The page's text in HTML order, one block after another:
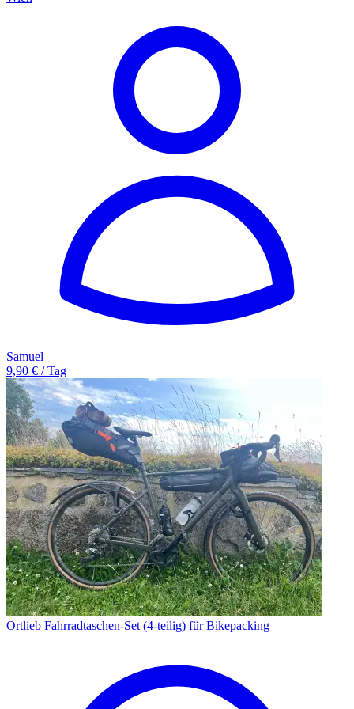
Samuel
9,90 € / Tag
Ortlieb Fahrradtaschen-Set (4-teilig) für Bikepacking